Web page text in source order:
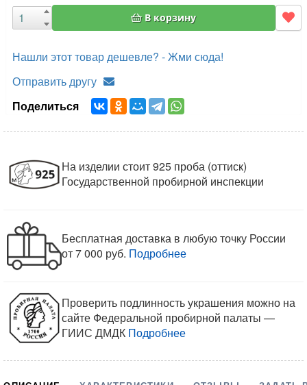
В корзину
Нашли этот товар дешевле? - Жми сюда!
Отправить другу
Поделиться
На изделии стоит 925 проба (оттиск)
Государственной пробирной инспекции
Бесплатная доставка в любую точку России
от 7 000 руб. Подробнее
Проверить подлинность украшения можно на
сайте Федеральной пробирной палаты —
ГИИС ДМДК Подробнее